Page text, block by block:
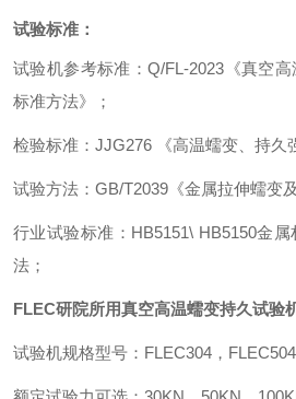
试验标准：
试验机参考标准 ：Q/FL-2023 《真空
标准方法》
；
检验标准 ： JJG276 《高温蠕变、持久
试验方法 ： GB/T2039 《金属拉伸蠕变
行业试验标准 ： HB5151\ HB5150金属
法 ；
FLEC研院所用真空高温蠕变持久试验
试验机规格型号 ： FLEC304 ， FLEC504